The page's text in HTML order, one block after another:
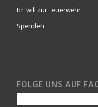
Ich will zur Feuerwehr
Spenden
FOLGE UNS AUF